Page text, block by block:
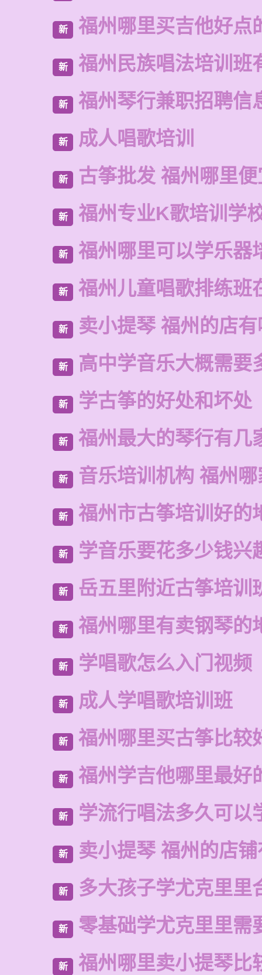
新 福州哪里买吉他好点
新 福州民族唱法培训班
新 福州琴行兼职招聘信
新 成人唱歌培训
新 古筝批发 福州哪里便
新 福州专业K歌培训学
新 福州哪里可以学乐器
新 福州儿童唱歌排练班
新 卖小提琴 福州的店
新 高中学音乐大概需要
新 学古筝的好处和坏处
新 福州最大的琴行有几
新 音乐培训机构 福州
新 福州市古筝培训好的
新 学音乐要花多少钱兴
新 岳五里附近古筝培训
新 福州哪里有卖钢琴的
新 学唱歌怎么入门视频
新 成人学唱歌培训班
新 福州哪里买古筝比较
新 福州学吉他哪里最好
新 学流行唱法多久可以
新 卖小提琴 福州的店
新 多大孩子学尤克里里
新 零基础学尤克里里需
新 福州哪里卖小提琴比